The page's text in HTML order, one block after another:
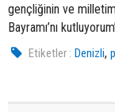
gençliğinin ve
Bayramı’nı
Etiketler : Denizli,